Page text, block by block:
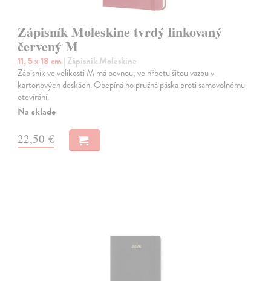
Zápisník Moleskine tvrdý linkovaný
červený M
11, 5 x 18 cm | Zápisník Moleskine
Zápisník ve velikosti M má pevnou, ve hřbetu šitou vazbu v
kartonových deskách. Obepíná ho pružná páska proti samovolnému
otevírání.
Na sklade
22,50 €